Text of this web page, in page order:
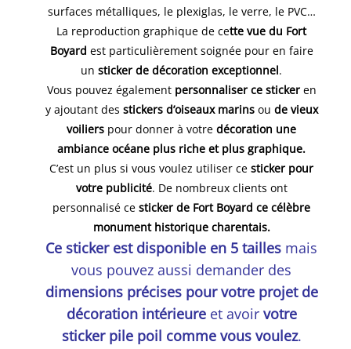
surfaces métalliques, le plexiglas, le verre, le PVC…
La reproduction graphique de cette vue du Fort
Boyard est particulièrement soignée pour en faire
un sticker de décoration exceptionnel.
Vous pouvez égalementpersonnaliser ce stickeren
y ajoutant des stickers d’oiseaux marins ou de vieux
voiliers pour donner à votredécoration une
ambiance océane plus riche et plus graphique.
C’est un plus si vous voulez utiliser cesticker pour
votre publicité. De nombreux clients ont
personnalisé cesticker de Fort Boyard ce célèbre
monument historique charentais.
Ce sticker est disponible en 5 tailles mais
vous pouvez aussi demander des
dimensions précises pour votre projet de
décoration intérieureet avoir votre
sticker pile poil comme vous voulez.